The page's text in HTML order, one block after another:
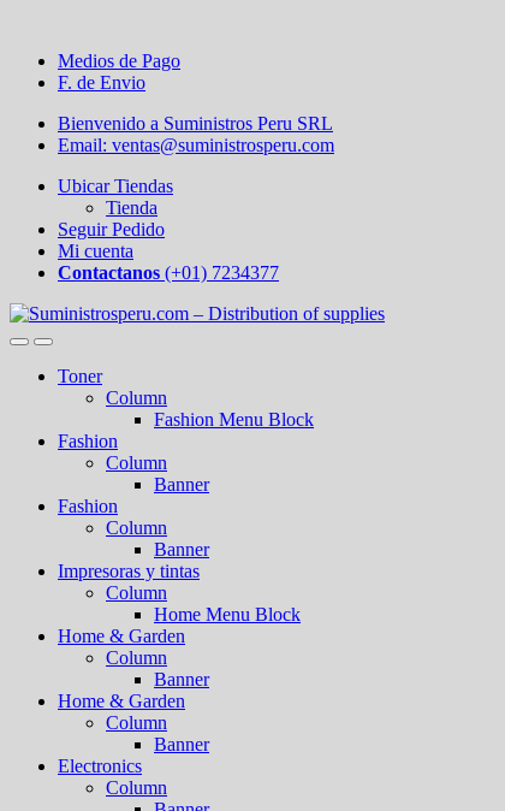
Medios de Pago
F. de Envio
Bienvenido a Suministros Peru SRL
Email: ventas@suministrosperu.com
Ubicar Tiendas
Tienda
Seguir Pedido
Mi cuenta
Contactanos (+01) 7234377
Toner
Column
Fashion Menu Block
Fashion
Column
Banner
Fashion
Column
Banner
Impresoras y tintas
Column
Home Menu Block
Home & Garden
Column
Banner
Home & Garden
Column
Banner
Electronics
Column